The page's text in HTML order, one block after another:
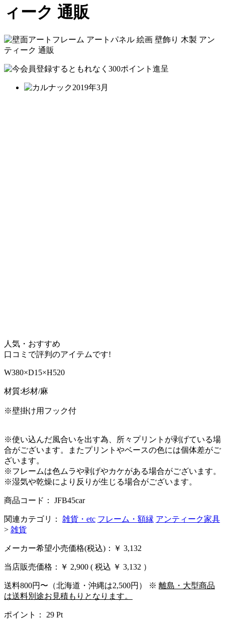
ィーク 通販
人気・おすすめ
口コミで評判のアイテムです!
W380×D15×H520
材質:杉材/麻
※壁掛け用フック付
※使い込んだ風合いを出す為、所々プリントが剥げている場
合がございます。またプリントやベースの色には個体差がご
ざいます。
※フレームは色ムラや剥げやカケがある場合がございます。
※湿気や乾燥により反りが生じる場合がございます。
商品コード： JFB45car
関連カテゴリ： 雑貨・etc フレーム・額縁 アンティーク家具
> 雑貨
メーカー希望小売価格(税込)：￥ 3,132
当店販売価格： ￥ 2,900 ( 税込 ￥ 3,132 ）
送料800円〜（北海道・沖縄は2,500円） ※ 離島・大型商品
は送料別途お見積もりとなります。
ポイント： 29 Pt